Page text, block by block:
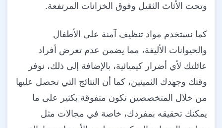
وتحت الأثاث الثقيل وفوق الخزانات المرتفعة.
كما نستخدم مواد تنظيف آمنة على الأطفال
والحيوانات الأليفة، مما يضمن عدم تعرض أفراد
عائلتك لأي أضرار كيميائية، بالإضافة إلى ذلك، نوفر
وقتك وجهدك الثمينين، كما أن النتائج التي تحصل عليها
من خلال المتخصصين تكون متفوقة بكثير على ما
يمكنك تحقيقه بمفردك، خاصة في مجالات مثل